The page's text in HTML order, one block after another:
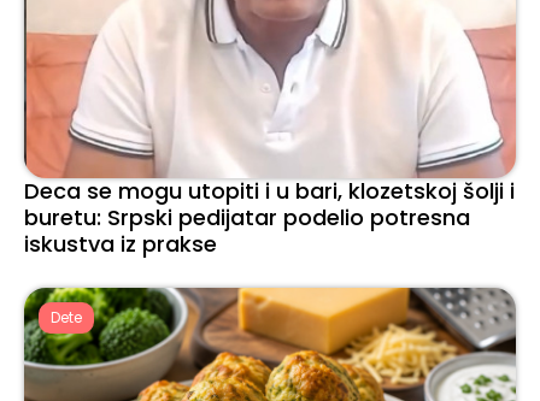
Deca se mogu utopiti i u bari, klozetskoj šolji i
buretu: Srpski pedijatar podelio potresna
iskustva iz prakse
Dete